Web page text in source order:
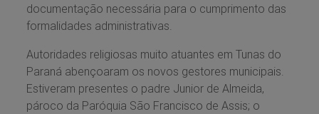
documentação necessária para o cumprimento das
formalidades administrativas.
Autoridades religiosas muito atuantes em Tunas do
Paraná abençoaram os novos gestores municipais.
Estiveram presentes o padre Junior de Almeida,
pároco da Paróquia São Francisco de Assis; o